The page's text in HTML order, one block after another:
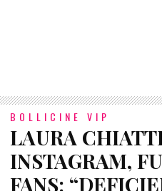
BOLLICINE VIP
LAURA
INSTAGRAM,
FANS: